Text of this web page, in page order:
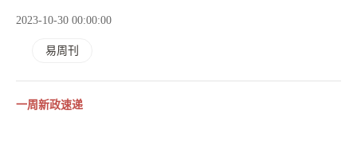
2023-10-30 00:00:00
易周刊
一周新政速递